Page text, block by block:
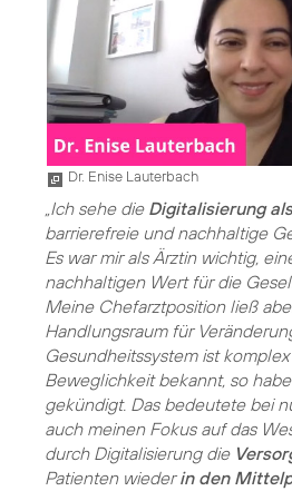
Dr. Enise Lauterbach
„Ich sehe die Digitalisierung
barrierefreie und nachhaltige
Es war mir als Ärztin wichtig,
nachhaltigen Wert für die
Meine Chefarztposition ließ
Handlungsraum für
Gesundheitssystem ist
Beweglichkeit bekannt, so
gekündigt. Das bedeutete bei
auch meinen Fokus auf das
durch Digitalisierung die
Patienten wiederin den